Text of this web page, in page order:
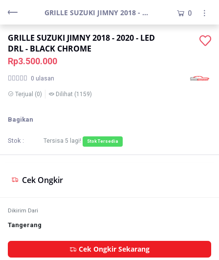
GRILLE SUZUKI JIMNY 2018 - 2020 - LED DRL - BLACK CHROME 0
GRILLE SUZUKI JIMNY 2018 - 2020 - LED
DRL - BLACK CHROME
Rp3.500.000
0 ulasan
Terjual (0) Dilihat (1159)
Bagikan
Stok : Tersisa 5 lagi! Stok Tersedia
Cek Ongkir
Dikirim Dari
Tangerang
Cek Ongkir Sekarang